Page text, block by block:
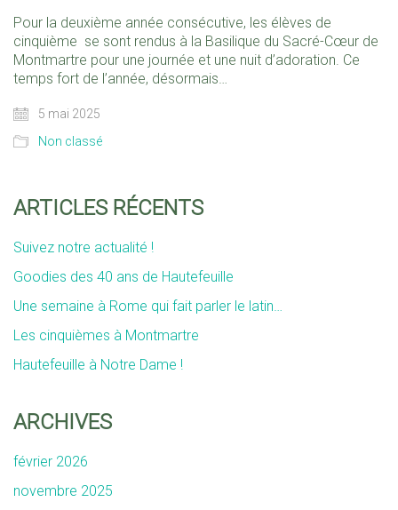
Pour la deuxième année consécutive, les élèves de
cinquième se sont rendus à la Basilique du Sacré-Cœur de
Montmartre pour une journée et une nuit d’adoration. Ce
temps fort de l’année, désormais…
5 mai 2025
Non classé
ARTICLES RÉCENTS
Suivez notre actualité !
Goodies des 40 ans de Hautefeuille
Une semaine à Rome qui fait parler le latin…
Les cinquièmes à Montmartre
Hautefeuille à Notre Dame !
ARCHIVES
février 2026
novembre 2025